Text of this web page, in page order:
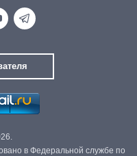
в Федеральной службе по